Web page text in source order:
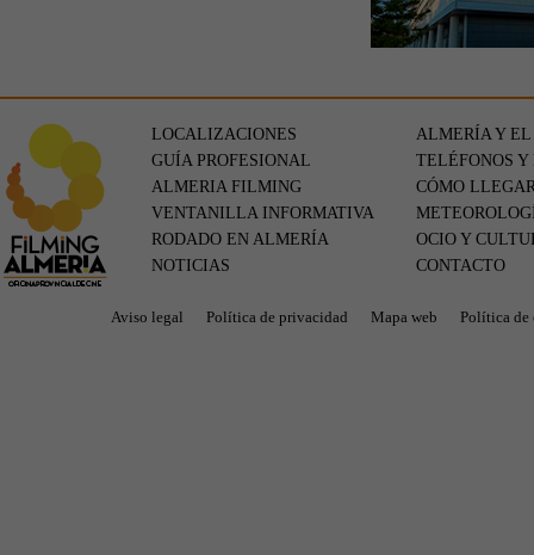
LOCALIZACIONES
GUÍA PROFESIONAL
ALMERIA FILMING
VENTANILLA INFORMATIVA
RODADO EN ALMERÍA
NOTICIAS
ALMERÍA Y EL
TELÉFONOS Y
CÓMO
OCIO Y
CONTACTO
Aviso legal Política de privacidad Mapa web Política de